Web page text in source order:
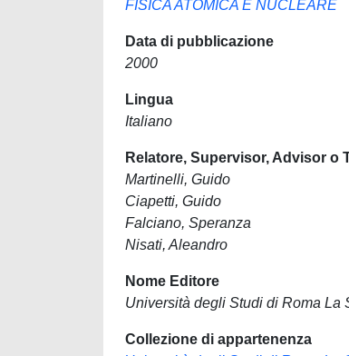
FISICA ATOMICA E NUCLEARE
Data di pubblicazione
2000
Lingua
Italiano
Relatore, Supervisor, Advisor o
Martinelli, Guido
Ciapetti, Guido
Falciano, Speranza
Nisati, Aleandro
Nome Editore
Università degli Studi di Roma La
Collezione di appartenenza